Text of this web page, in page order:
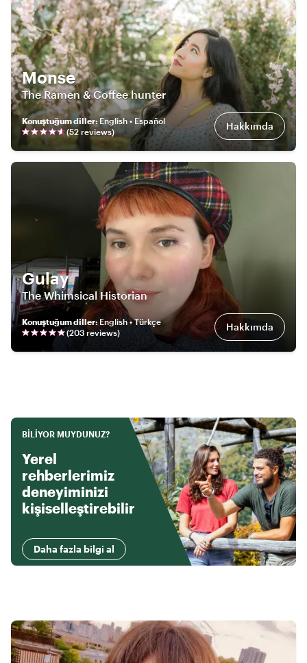
Monse
The Ramen & Coffee hunter
Konuştuğum diller: English • Español
(52 reviews) Hakkımda
Gulay
The Whimsical Historian
Konuştuğum diller: English • Türkçe
(203 reviews) Hakkımda
BILIYOR MUYDUNUZ?
Yerel
rehberlerimiz
deneyiminizi
kişiselleştirebilir
Daha fazla bilgi al